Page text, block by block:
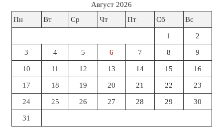
Август 2026
Пн
Вт Ср Чт Пт Сб Вс
1 2
3 4 5 6 7 8 9
10 11 12 13 14 15 16
17 18 19 20 21 22 23
24 25 26 27 28 29 30
31